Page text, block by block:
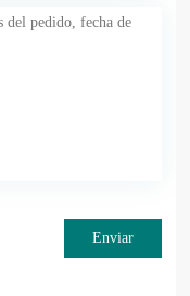
Enviar